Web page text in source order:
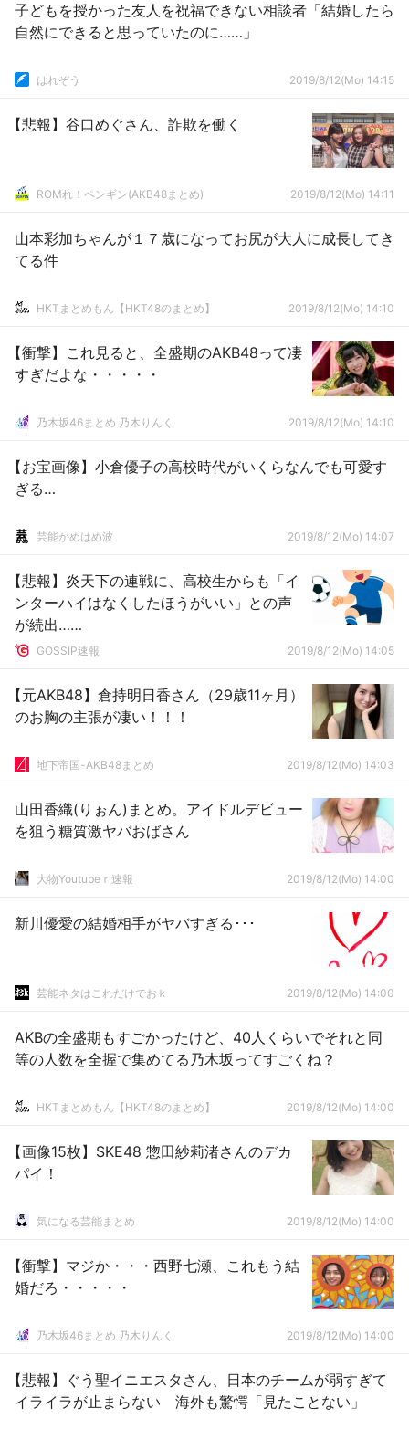
子どもを授かった友人を祝福できない相談者「結婚したら
自然にできると思っていたのに……」
はれぞう 2019/8/12(Mo) 14:15
【悲報】谷口めぐさん、詐欺を働く
ROMれ！ペンギン(AKB48まとめ) 2019/8/12(Mo) 14:11
山本彩加ちゃんが１７歳になってお尻が大人に成長してき
てる件
HKTまとめもん【HKT48のまとめ】 2019/8/12(Mo) 14:10
【衝撃】これ見ると、全盛期のAKB48って凄
すぎだよな・・・・・
乃木坂46まとめ 乃木りんく 2019/8/12(Mo) 14:10
【お宝画像】小倉優子の高校時代がいくらなんでも可愛す
ぎる…
芸能かめはめ波 2019/8/12(Mo) 14:07
【悲報】炎天下の連戦に、高校生からも「イ
ンターハイはなくしたほうがいい」との声
が続出……
GOSSIP速報 2019/8/12(Mo) 14:05
【元AKB48】倉持明日香さん（29歳11ヶ月）
のお胸の主張が凄い！！！
地下帝国-AKB48まとめ 2019/8/12(Mo) 14:03
山田香織(りぉん)まとめ。アイドルデビュー
を狙う糖質激ヤバおばさん
大物Youtubeｒ速報 2019/8/12(Mo) 14:00
新川優愛の結婚相手がヤバすぎる･･･
芸能ネタはこれだけでおｋ 2019/8/12(Mo) 14:00
AKBの全盛期もすごかったけど、40人くらいでそれと同
等の人数を全握で集めてる乃木坂ってすごくね？
HKTまとめもん【HKT48のまとめ】 2019/8/12(Mo) 14:00
【画像15枚】SKE48 惣田紗莉渚さんのデカ
パイ！
気になる芸能まとめ 2019/8/12(Mo) 14:00
【衝撃】マジか・・・西野七瀬、これもう結
婚だろ・・・・・
乃木坂46まとめ 乃木りんく 2019/8/12(Mo) 14:00
【悲報】ぐう聖イニエスタさん、日本のチームが弱すぎて
イライラが止まらない 海外も驚愕「見たことない」